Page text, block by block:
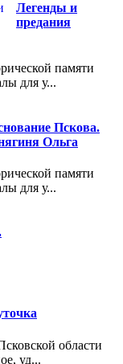
Легенды и
предания
памяти
для у...
Пскова.
Ольга
памяти
для у...
области
уд...